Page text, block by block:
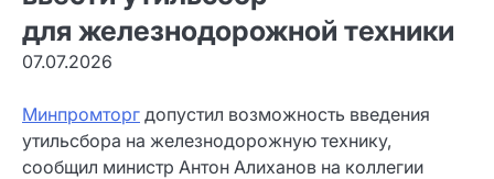
для железнодорожной техники
07.07.2026
Минпромторг допустил возможность введения
утильсбора на железнодорожную технику,
сообщил министр Антон Алиханов на коллегии